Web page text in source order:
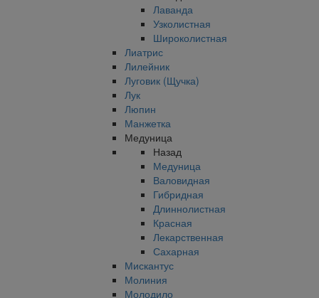
Лаванда
Узколистная
Широколистная
Лиатрис
Лилейник
Луговик (Щучка)
Лук
Люпин
Манжетка
Медуница
Назад
Медуница
Валовидная
Гибридная
Длиннолистная
Красная
Лекарственная
Сахарная
Мискантус
Молиния
Молодило